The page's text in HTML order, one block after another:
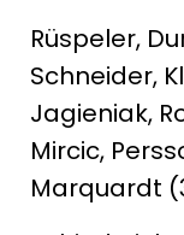
Rüspeler,
Schneider,
Jagieniak,
Mircic,
Marquardt